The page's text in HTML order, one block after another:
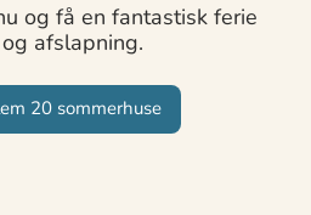
og få en fantastisk ferie
afslapning.
20 sommerhuse